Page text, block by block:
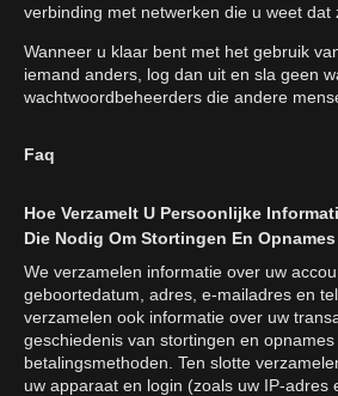
verbinding met netwerken die u weet dat
Wanneer u klaar bent met het gebruik
iemand anders, log dan uit en sla geen
wachtwoordbeheerders die andere
Faq
Hoe Verzamelt U Persoonlijke
Die Nodig Om Stortingen En
We verzamelen informatie over uw
geboortedatum, adres, e-mailadres en
verzamelen ook informatie over uw
geschiedenis van stortingen en
betalingsmethoden. Ten slotte
uw apparaat en login (zoals uw IP-adres